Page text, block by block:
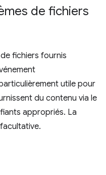
de fichiers
fichiers fournis
utile pour
du contenu via le
appropriés. La